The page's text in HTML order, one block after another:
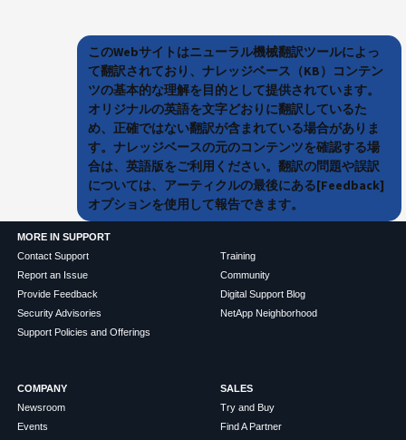
このWebサイトはニューラル機械翻訳ツールによっ
て翻訳されており、ナレッジベース（KB）コンテン
ツの基本的な理解を目的として提供されています。
オリジナルの英語を文字どおりに翻訳しているた
め、正確ではない翻訳が含まれている場合がありま
す。ナレッジベースの元のコンテンツを確認する場
合は、英語版をご利用ください。翻訳の問題や誤訳
については、アーティクルの最後にある[Feedback]
オプションを使用して報告できます。
MORE IN SUPPORT
Contact Support
Report an Issue
Provide Feedback
Security Advisories
Support Policies and Offerings
Training
Community
Digital Support Blog
NetApp Neighborhood
COMPANY
Newsroom
Events
SALES
Try and Buy
Find A Partner